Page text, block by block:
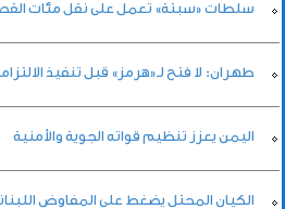
سلطات «سبتة» تعمل على نقل مئات
طهران: لا فتح لـ«هرمز» قبل تنفيذ
اليمن يعزز تنظيم قواته الجوية والأمنية
الكيان المحتل يضغط على المفاوض